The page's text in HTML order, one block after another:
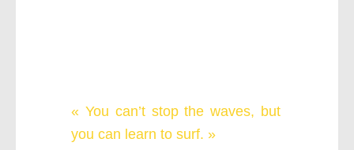
« You can’t stop the waves, but
you can learn to surf. »